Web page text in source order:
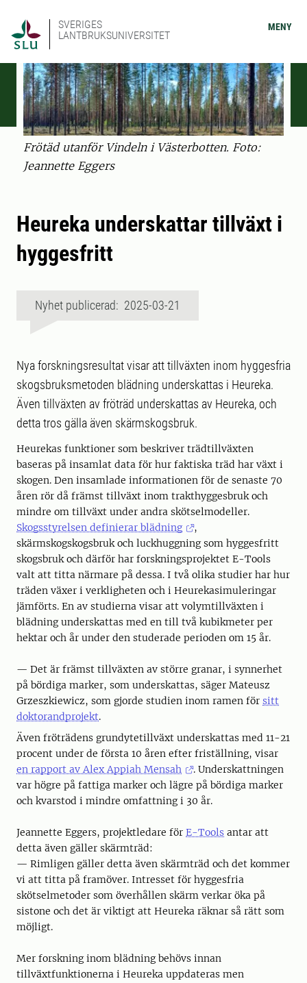
SVERIGES
LANTBRUKSUNIVERSITET
MENY
Frötäd utanför Vindeln i Västerbotten. Foto:
Jeannette Eggers
Heureka underskattar tillväxt i
hyggesfritt
Nyhet publicerad: 2025-03-21
Nya forskningsresultat visar att tillväxten inom hyggesfria
skogsbruksmetoden blädning underskattas i Heureka.
Även tillväxten av fröträd underskattas av Heureka, och
detta tros gälla även skärmskogsbruk.
Heurekas funktioner som beskriver trädtillväxten
baseras på insamlat data för hur faktiska träd har växt i
skogen. Den insamlade informationen för de senaste 70
åren rör då främst tillväxt inom trakthyggesbruk och
mindre om tillväxt under andra skötselmodeller.
Skogsstyrelsen definierar blädning
,
skärmskogskogsbruk och luckhuggning som hyggesfritt
skogsbruk och därför har forskningsprojektet E-Tools
valt att titta närmare på dessa. I två olika studier har hur
träden växer i verkligheten och i Heurekasimuleringar
jämförts. En av studierna visar att volymtillväxten i
blädning underskattas med en till två kubikmeter per
hektar och år under den studerade perioden om 15 år.
— Det är främst tillväxten av större granar, i synnerhet
på bördiga marker, som underskattas, säger Mateusz
Grzeszkiewicz, som gjorde studien inom ramen för sitt
doktorandprojekt.
Även fröträdens grundytetillväxt underskattas med 11-21
procent under de första 10 åren efter friställning, visar
en rapport av Alex Appiah Mensah
. Underskattningen
var högre på fattiga marker och lägre på bördiga marker
och kvarstod i mindre omfattning i 30 år.
Jeannette Eggers, projektledare för E-Tools antar att
detta även gäller skärmträd:
— Rimligen gäller detta även skärmträd och det kommer
vi att titta på framöver. Intresset för hyggesfria
skötselmetoder som överhållen skärm verkar öka på
sistone och det är viktigt att Heureka räknar så rätt som
möjligt.
Mer forskning inom blädning behövs innan
tillväxtfunktionerna i Heureka uppdateras men